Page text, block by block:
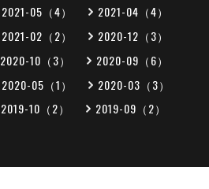
2021-05（4）
2021-04（4）
2021-02（2）
2020-12（3）
2020-10（3）
2020-09（6）
2020-05（1）
2020-03（3）
2019-10（2） 2019-09（2）